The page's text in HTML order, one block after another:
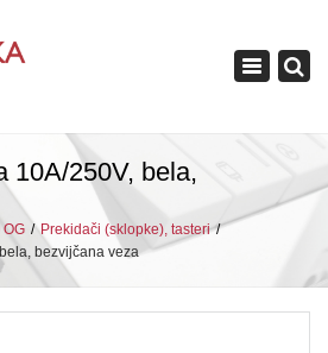
Toggle
10A/250V, bela,
OG
Prekidači (sklopke), tasteri
bezvijčana veza